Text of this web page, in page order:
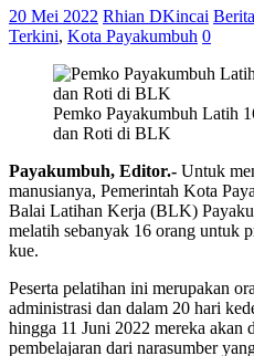
20 Mei 2022 Rhian DKincai
Terkini, Kota Payakumbuh 0
Pemko Payakumbuh Latih
dan Roti di BLK
Payakumbuh, Editor.- Untuk
manusianya, Pemerintah Kota
Balai Latihan Kerja (BLK)
melatih sebanyak 16 orang untuk
kue.
Peserta pelatihan ini merupakan
administrasi dan dalam 20 hari
hingga 11 Juni 2022 mereka akan
pembelajaran dari narasumber